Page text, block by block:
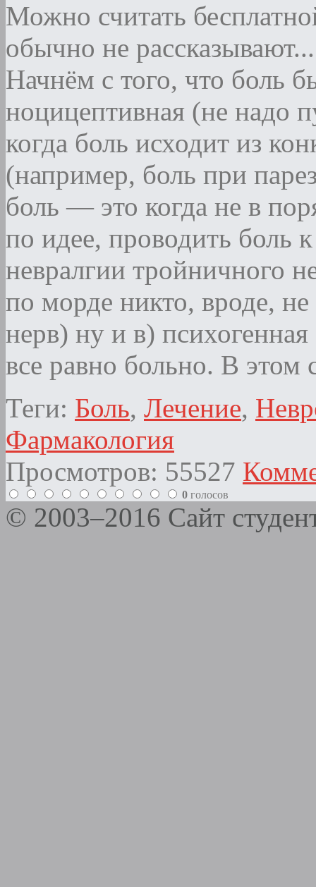
Можно считать
обычно не рассказывают...
Начнём с того, что боль
ноцицептивная (не надо
когда боль исходит из
(например, боль при
боль — это когда не в
по идее, проводить боль
невралгии тройничного
по морде никто, вроде,
нерв) ну и в)
все равно больно. В этом
Теги: Боль, Лечение,
Фармакология
Просмотров: 55527
0 голосов
© 2003–2016 Сайт